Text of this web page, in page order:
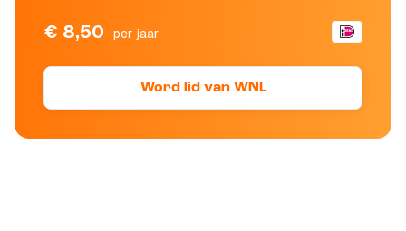
€ 8,50 per jaar
Word lid van WNL